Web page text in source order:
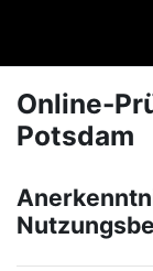
Online-
Potsdam